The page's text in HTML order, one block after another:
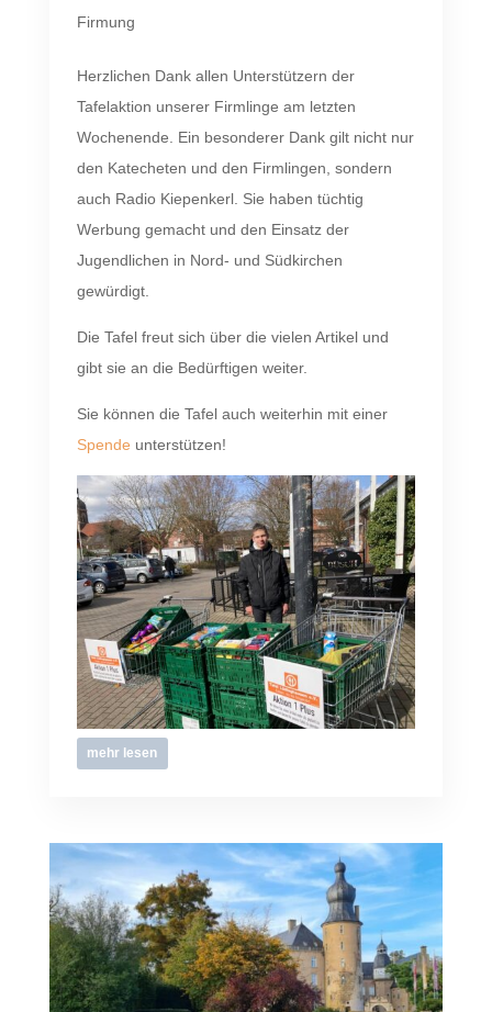
Firmung
Herzlichen Dank allen Unterstützern der
Tafelaktion unserer Firmlinge am letzten
Wochenende. Ein besonderer Dank gilt nicht nur
den Katecheten und den Firmlingen, sondern
auch Radio Kiepenkerl. Sie haben tüchtig
Werbung gemacht und den Einsatz der
Jugendlichen in Nord- und Südkirchen
gewürdigt.
Die Tafel freut sich über die vielen Artikel und
gibt sie an die Bedürftigen weiter.
Sie können die Tafel auch weiterhin mit einer
Spende unterstützen!
mehr lesen